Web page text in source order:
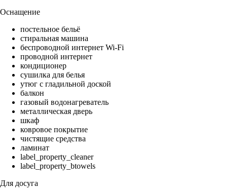
Оснащение
постельное бельё
стиральная машина
беспроводной интернет Wi-Fi
проводной интернет
кондиционер
сушилка для белья
утюг с гладильной доской
балкон
газовый водонагреватель
металлическая дверь
шкаф
ковровое покрытие
чистящие средства
ламинат
label_property_cleaner
label_property_btowels
Для досуга